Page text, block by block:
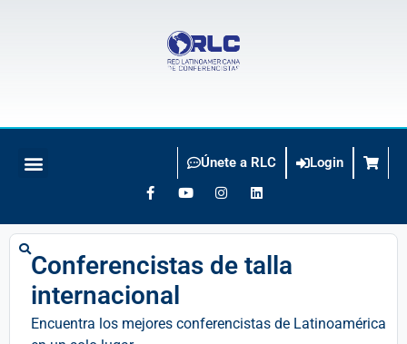
Únete a RLC Login
Conferencistas de talla
internacional
Encuentra los mejores conferencistas de Latinoamérica